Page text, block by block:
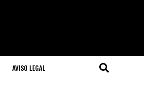
AVISO LEGAL